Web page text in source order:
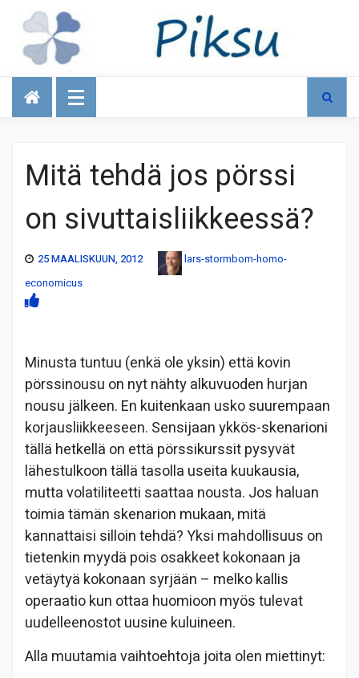
Talous
Mitä tehdä jos pörssi
on sivuttaisliikkeessä?
25 MAALISKUUN, 2012
lars-stormbom-homo-
economicus
Minusta tuntuu (enkä ole yksin) että kovin
pörssinousu on nyt nähty alkuvuoden hurjan
nousu jälkeen. En kuitenkaan usko suurempaan
korjausliikkeeseen. Sensijaan ykkös-skenarioni
tällä hetkellä on että pörssikurssit pysyvät
lähestulkoon tällä tasolla useita kuukausia,
mutta volatiliteetti saattaa nousta. Jos haluan
toimia tämän skenarion mukaan, mitä
kannattaisi silloin tehdä? Yksi mahdollisuus on
tietenkin myydä pois osakkeet kokonaan ja
vetäytyä kokonaan syrjään – melko kallis
operaatio kun ottaa huomioon myös tulevat
uudelleenostot uusine kuluineen.
Alla muutamia vaihtoehtoja joita olen miettinyt: